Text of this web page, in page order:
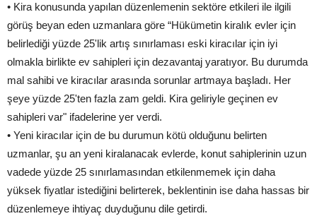
• Kira konusunda yapılan düzenlemenin sektöre etkileri ile ilgili
görüş beyan eden uzmanlara göre “Hükümetin kiralık evler için
belirlediği yüzde 25'lik artış sınırlaması eski kiracılar için iyi
olmakla birlikte ev sahipleri için dezavantaj yaratıyor. Bu durumda
mal sahibi ve kiracılar arasında sorunlar artmaya başladı. Her
şeye yüzde 25'ten fazla zam geldi. Kira geliriyle geçinen ev
sahipleri var" ifadelerine yer verdi.
• Yeni kiracılar için de bu durumun kötü olduğunu belirten
uzmanlar, şu an yeni kiralanacak evlerde, konut sahiplerinin uzun
vadede yüzde 25 sınırlamasından etkilenmemek için daha
yüksek fiyatlar istediğini belirterek, beklentinin ise daha hassas bir
düzenlemeye ihtiyaç duyduğunu dile getirdi.